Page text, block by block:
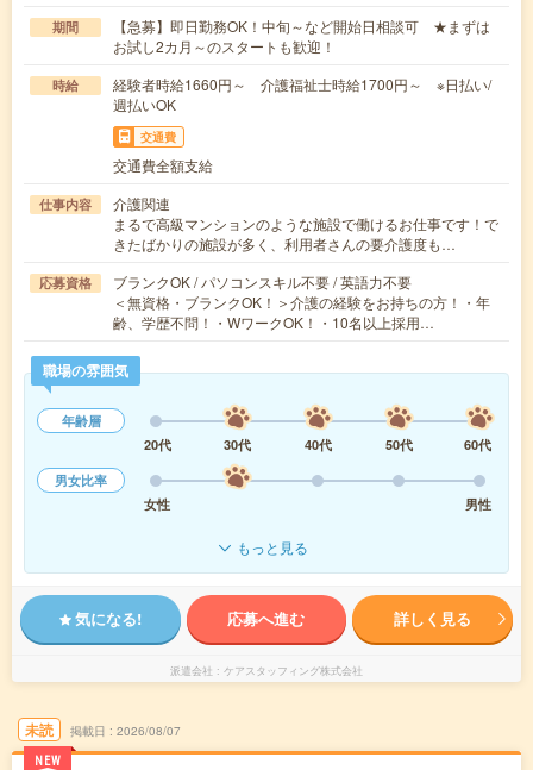
期間
【急募】即日勤務OK！中旬～など開始日相談可 ★まずは
お試し2カ月～のスタートも歓迎！
時給
経験者時給1660円～ 介護福祉士時給1700円～ ※日払い/
週払いOK
交通費
交通費全額支給
仕事内容
介護関連
まるで高級マンションのような施設で働けるお仕事です！で
きたばかりの施設が多く、利用者さんの要介護度も…
応募資格
ブランクOK / パソコンスキル不要 / 英語力不要
＜無資格・ブランクOK！＞介護の経験をお持ちの方！・年
齢、学歴不問！・WワークOK！・10名以上採用…
職場の雰囲気
年齢層
20代
30代 40代 50代
60代
男女比率
女性
男性
もっと見る
気になる! 応募へ進む 詳しく見る
派遣会社 ケアスタッフィング株式会社
未読
NEW
掲載日 2026/08/07